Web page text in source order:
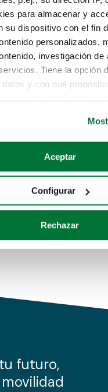
para almacenar y
su dispositivo con el fin
personalizados,
investigación de
Tiene la opción
y con qué
quisiéramos:
sobre su
su dispositivo
características
sobre cómo
el uso que haga del
de redes sociales,
Aceptar
Configurar
Rechazar
no
traido hasta
encontrar el coche que
alguno de estos
mano
futuro,